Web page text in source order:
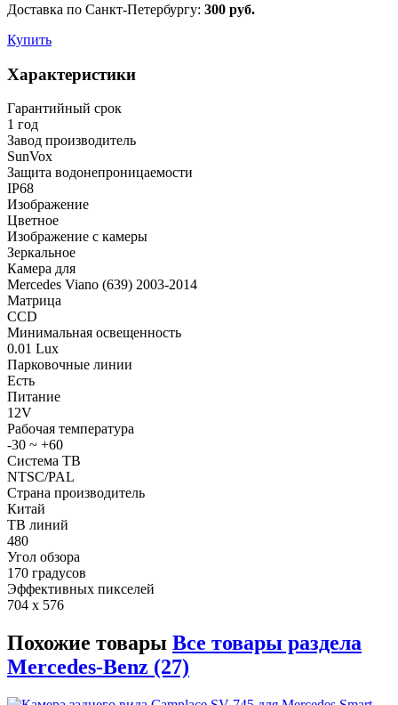
Доставка по Санкт-Петербургу: 300 руб.
Купить
Характеристики
Гарантийный срок
1 год
Завод производитель
SunVox
Защита водонепроницаемости
IP68
Изображение
Цветное
Изображение с камеры
Зеркальное
Камера для
Mercedes Viano (639) 2003-2014
Матрица
CCD
Минимальная освещенность
0.01 Lux
Парковочные линии
Есть
Питание
12V
Рабочая температура
-30 ~ +60
Система ТВ
NTSC/PAL
Страна производитель
Китай
ТВ линий
480
Угол обзора
170 градусов
Эффективных пикселей
704 x 576
Похожие товары Все товары раздела
Mercedes-Benz (27)